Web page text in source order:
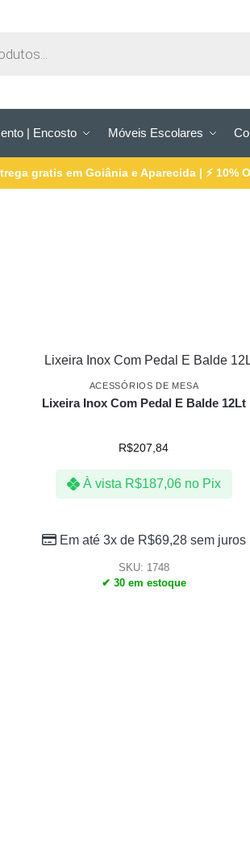
| Encosto Móveis Escolares
gratis em Goiânia e Aparecida | ⚡ 10%
ACESSÓRIOS DE MESA
Lixeira Inox Com Pedal E Balde 12Lt
R$207,84
À vista R$187,06 no Pix
Em até 3x de R$69,28sem juros
SKU: 1748
✔ 30 em estoque